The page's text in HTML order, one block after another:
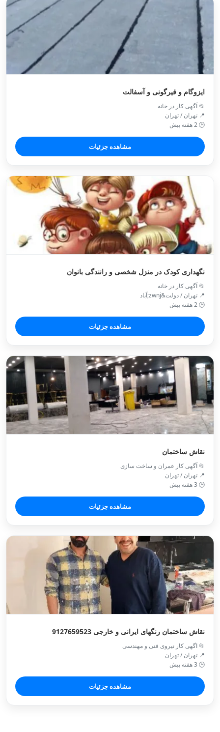
ایزوگام و قیرگونی و آسفالت
📂 آگهی کار در خانه
📍 تهران / تهران
🕒 2 هفته پیش
مشاهده جزئیات
نگهداری کودک در منزل شخصی و رانندگی بانوان
📂 آگهی کار در خانه
📍 تهران / دولت&zwnj;آباد
🕒 2 هفته پیش
مشاهده جزئیات
نقاش ساختمان
📂 آگهی کار عمران و ساخت سازی
📍 تهران / تهران
🕒 3 هفته پیش
مشاهده جزئیات
نقاش ساختمان رنگهای ایرانی و خارجی 9127659523
📂 اگهی کار نیروی فنی و مهندسی
📍 تهران / تهران
🕒 3 هفته پیش
مشاهده جزئیات